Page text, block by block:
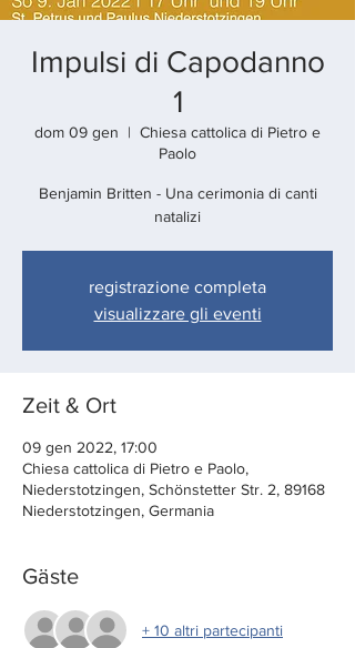
Impulsi di Capodanno
1
dom 09 gen
  |
Chiesa cattolica di Pietro e
Paolo
Benjamin Britten - Una cerimonia di canti
natalizi
registrazione completa
visualizzare gli eventi
Zeit & Ort
09 gen 2022, 17:00
Chiesa cattolica di Pietro e Paolo,
Niederstotzingen, Schönstetter Str. 2, 89168
Niederstotzingen, Germania
Gäste
+ 10 altri partecipanti